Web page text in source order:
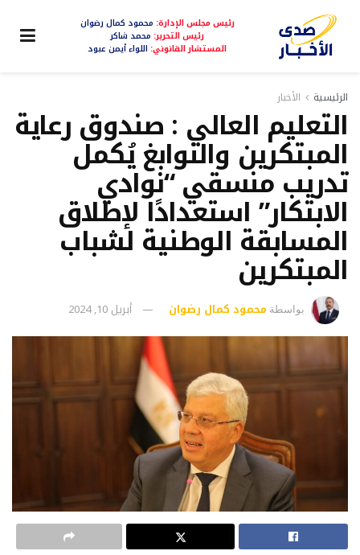
رئيس مجلس الإدارة: محمود كمال رضوان
رئيس التحرير: محمد شاكر
المستشار القانوني: اللواء أيمن عبود
الرئيسية الأخبار
التعليم العالي : صندوق رعاية
المبتكرين والنوابغ يُكمل
تدريب منسقي “نوادي
الابتكار” استعدادًا لإطلاق
المسابقة الوطنية لشباب
المبتكرين
بواسطة محمود كمال رضوان أبريل 10, 2024